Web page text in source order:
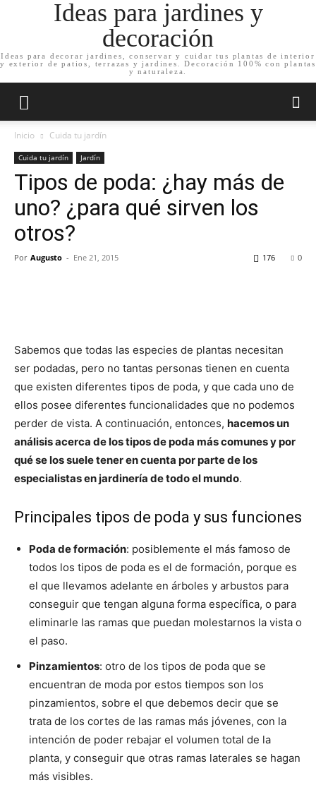
Ideas para jardines y
decoración
Ideas para decorar jardines, conservar y cuidar tus plantas de interior
y exterior de patios, terrazas y jardines. Decoración 100% con plantas
y naturaleza.
Inicio Cuida tu jardín
Cuida tu jardín Jardín
Tipos de poda: ¿hay más de
uno? ¿para qué sirven los
otros?
Por Augusto - Ene 21, 2015 0
176
Sabemos que todas las especies de plantas necesitan
ser podadas, pero no tantas personas tienen en cuenta
que existen diferentes tipos de poda, y que cada uno de
ellos posee diferentes funcionalidades que no podemos
perder de vista. A continuación, entonces, hacemos un
análisis acerca de los tipos de poda más comunes y por
qué se los suele tener en cuenta por parte de los
especialistas en jardinería de todo el mundo.
Principales tipos de poda y sus funciones
Poda de formación: posiblemente el más famoso de
todos los tipos de poda es el de formación, porque es
el que llevamos adelante en árboles y arbustos para
conseguir que tengan alguna forma específica, o para
eliminarle las ramas que puedan molestarnos la vista o
el paso.
Pinzamientos: otro de los tipos de poda que se
encuentran de moda por estos tiempos son los
pinzamientos, sobre el que debemos decir que se
trata de los cortes de las ramas más jóvenes, con la
intención de poder rebajar el volumen total de la
planta, y conseguir que otras ramas laterales se hagan
más visibles.